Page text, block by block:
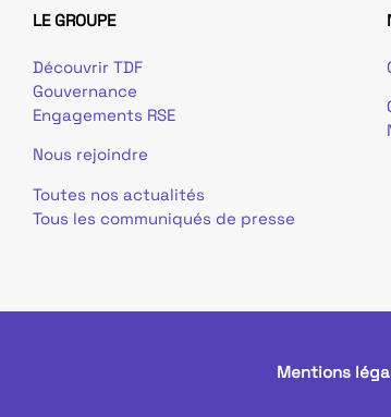
LE GROUPE
Découvrir TDF
Gouvernance
Engagements RSE
Nous rejoindre
Toutes nos actualités
Tous les communiqués de presse
Mentions